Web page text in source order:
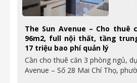
The Sun Avenue – Cho thuê
96m2, full nội thất, tầng
17 triệu bao phí quản lý
Cần cho thuê căn 3 phòng ngủ,
Avenue – Số 28 Mai Chí Thọ,